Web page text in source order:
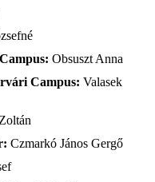
Obsuszt Anna
Campus: Valasek
Czmarkó János Gergő